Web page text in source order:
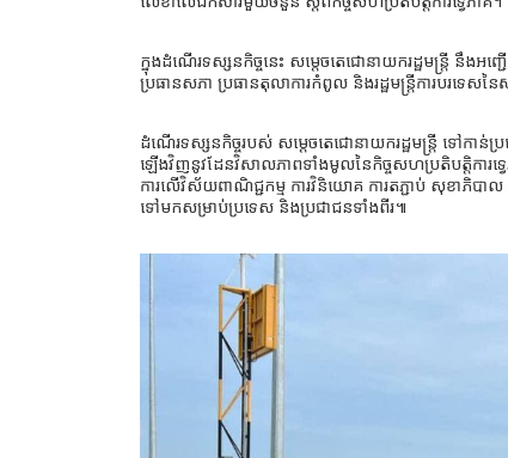
ក្នុងដំណើរទស្សនកិច្ចនេះ សម្តេចតេជោនាយករដ្ឋមន្ត្រី នឹ
ប្រធានសភា ប្រធានតុលាការកំពូល និងរដ្ឋមន្ត្រីការបរទេសន
ដំណើរទស្សនកិច្ចរបស់ សម្តេចតេជោនាយករដ្ឋមន្ត្រី ទៅកាន់
ឡើងវិញនូវដែនវិសាលភាពទាំងមូលនៃកិច្ចសហប្រតិបត្តិការទ្វ
ការលើវិស័យពាណិជ្ជកម្ម ការវិនិយោគ ការតភ្ជាប់ សុខាភិ
ទៅមកសម្រាប់ប្រទេស និងប្រជាជនទាំងពីរ៕